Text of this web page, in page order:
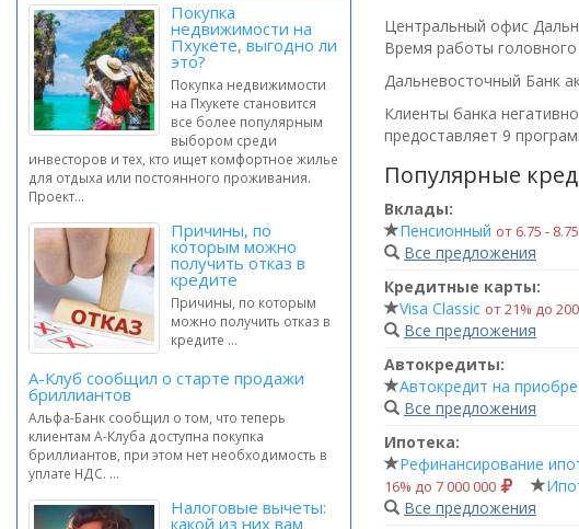
Покупка
недвижимости на
Пхукете, выгодно ли
это?
Покупка недвижимости
на Пхукете становится
все более популярным
выбором среди
инвесторов и тех, кто ищет комфортное жилье
для отдыха или постоянного проживания.
Проект...
Причины, по
которым можно
получить отказ в
кредите
Причины, по которым
можно получить отказ в
кредите ...
А-Клуб сообщил о старте продажи
бриллиантов
Альфа-Банк сообщил о том, что теперь
клиентам А-Клуба доступна покупка
бриллиантов, при этом нет необходимость в
уплате НДС. ...
Налоговые вычеты:
какой из них вам
Центральный офис
Время работы
Дальневосточный Банк
Клиенты банка
предоставляет 9
Популярные
Вклады:
Пенсионный от 6.75 ‑
Все предложения
Кредитные карты:
Visa Classic от 21% до
Все предложения
Автокредиты:
Автокредит на
Все предложения
Ипотека:
Рефинансирование
16% до 7 000 000
Все предложения